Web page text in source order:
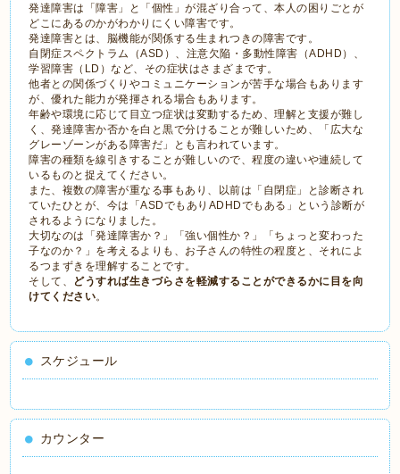
発達障害は「障害」と「個性」が混ざり合って、本人の困りごとが
どこにあるのかがわかりにくい障害です。
発達障害とは、脳機能が関係する生まれつきの障害です。
自閉症スペクトラム（ASD）、注意欠陥・多動性障害（ADHD）、
学習障害（LD）など、その症状はさまざまです。
他者との関係づくりやコミュニケーションが苦手な場合もあります
が、優れた能力が発揮される場合もあります。
年齢や環境に応じて目立つ症状は変動するため、理解と支援が難し
く、発達障害か否かを白と黒で分けることが難しいため、「広大な
グレーゾーンがある障害だ」とも言われています。
障害の種類を線引きすることが難しいので、程度の違いや連続して
いるものと捉えてください。
また、複数の障害が重なる事もあり、以前は「自閉症」と診断され
ていたひとが、今は「ASDでもありADHDでもある」という診断が
されるようになりました。
大切なのは「発達障害か？」「強い個性か？」「ちょっと変わった
子なのか？」を考えるよりも、お子さんの特性の程度と、それによ
るつまずきを理解することです。
そして、
どうすれば生きづらさを軽減することができるかに目を向
けてください。
スケジュール
カウンター